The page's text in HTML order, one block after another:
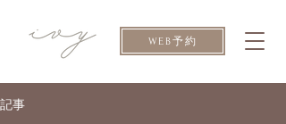
WEB予約
記事